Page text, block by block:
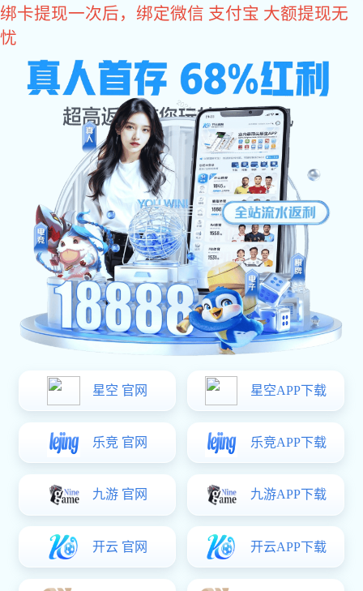
东升国际
东升国际有限公司为您提供专业的
超高压水射流清洗、 反应釜清洗工程服务！ 13963716958 /
13475751658
东升国际有限公司
SHANDONG RUNLIN ENGINEERING CO., LTD.
网站东升国 公司简介 服务项目 东升国际 资
讯
走进润林 施工现场 荣誉资质 联系东升国
当前位置： 东升国际>东升国际 资讯 >行业东升国际 >